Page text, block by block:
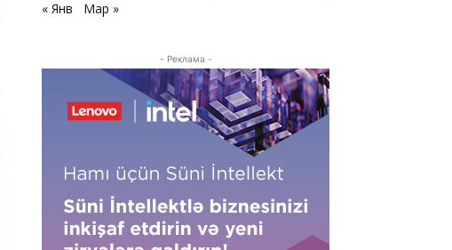
« Янв
Мар »
- Реклама -